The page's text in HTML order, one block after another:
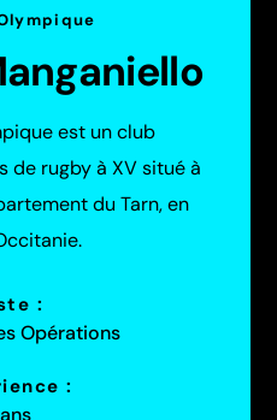
est un club
de rugby à XV situé à
du Tarn, en
:
Opérations
: